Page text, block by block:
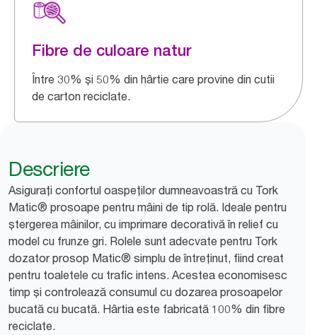
Fibre de culoare natur
Între 30% și 50% din hârtie care provine din cutii
de carton reciclate.
Descriere
Asigurați confortul oaspeților dumneavoastră cu Tork
Matic® prosoape pentru mâini de tip rolă. Ideale pentru
ștergerea mâinilor, cu imprimare decorativă în relief cu
model cu frunze gri. Rolele sunt adecvate pentru Tork
dozator prosop Matic® simplu de întreținut, fiind creat
pentru toaletele cu trafic intens. Acestea economisesc
timp și controlează consumul cu dozarea prosoapelor
bucată cu bucată. Hârtia este fabricată 100% din fibre
reciclate.